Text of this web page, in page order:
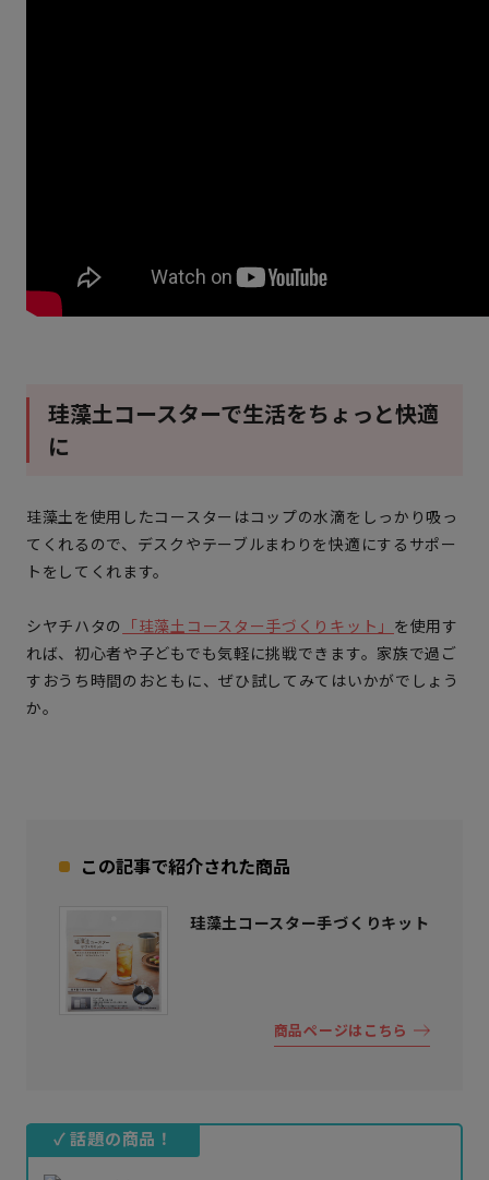
珪藻土コースターで生活をちょっと快適
に
珪藻土を使用したコースターはコップの水滴をしっかり吸っ
てくれるので、デスクやテーブルまわりを快適にするサポー
トをしてくれます。
シヤチハタの 「珪藻土コースター手づくりキット」 を使用す
れば、初心者や子どもでも気軽に挑戦できます。家族で過ご
すおうち時間のおともに、ぜひ試してみてはいかがでしょう
か。
この記事で紹介された商品
珪藻土コースター手づくりキット
商品ページはこちら
✓ 話題の商品！